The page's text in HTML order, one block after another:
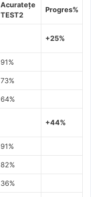
Acuratețe
TEST2
Progres%
+25%
91%
73%
64%
+44%
91%
82%
36%